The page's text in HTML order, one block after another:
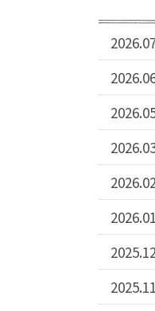
2026.01
2025.11